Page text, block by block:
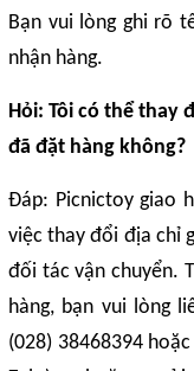
Bạn vui lòng ghi rõ
nhận hàng.
Hỏi: Tôi có thể thay
đã đặt hàng không?
Đáp: Picnictoy giao
việc thay đổi địa chỉ
đối tác vận chuyển.
hàng, bạn vui lòng
(028) 38468394